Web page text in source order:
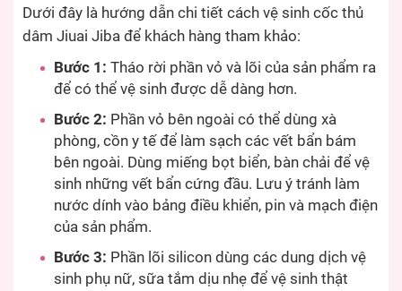
Dưới đây là hướng dẫn chi tiết cách vệ sinh cốc thủ
dâm Jiuai Jiba để khách hàng tham khảo:
Bước 1: Tháo rời phần vỏ và lõi của sản phẩm ra
để có thể vệ sinh được dễ dàng hơn.
Bước 2: Phần vỏ bên ngoài có thể dùng xà
phòng, cồn y tế để làm sạch các vết bẩn bám
bên ngoài. Dùng miếng bọt biển, bàn chải để vệ
sinh những vết bẩn cứng đầu. Lưu ý tránh làm
nước dính vào bảng điều khiển, pin và mạch điện
của sản phẩm.
Bước 3: Phần lõi silicon dùng các dung dịch vệ
sinh phụ nữ, sữa tắm dịu nhẹ để vệ sinh thật